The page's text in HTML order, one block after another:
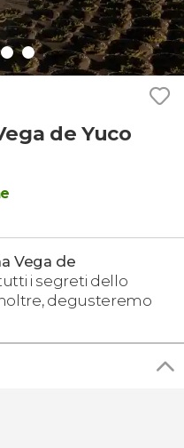
de Yuco
Vega de
i segreti dello
degusteremo